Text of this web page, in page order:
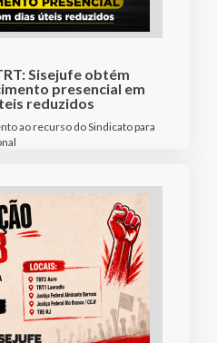
Sisejufe obtém
presencial em
reduzidos
ao recurso do Sindicato para